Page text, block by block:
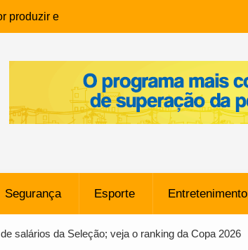
produzir e
Eunápolis
ataque
e pode
com a Lua
a Nasa
Segurança Esporte Entretenimento
salários da Seleção; veja o ranking da Copa 2026